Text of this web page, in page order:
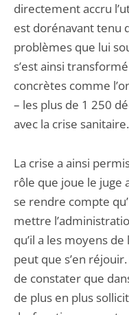
directement accru
est dorénavant tenu
problèmes que lui
s’est ainsi
concrètes comme
– les plus de 1 250
avec la crise sanitaire.
La crise a ainsi
rôle que joue le juge
se rendre compte
mettre
qu’il a les moyens
peut que s’en
de constater que
de plus en plus